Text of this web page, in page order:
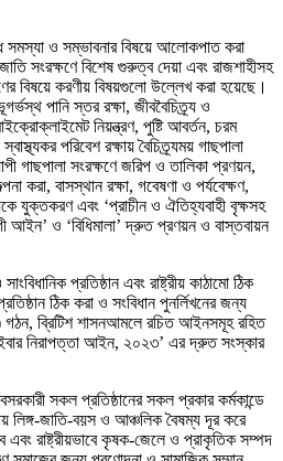
সমস্যা ও সম্ভাবনার বিষয়ে আলোকপাত করা
সংরক্ষণে বিশেষ গুরুত্ব দেয়া এবং রাজশাহীসহ
বিষয়ে করণীয় বিষয়গুলো উল্লেখ করা হয়েছে।
পানি স্তর রক্ষা, জীববৈচিত্র্য ও
নিয়ন্ত্রণ, পুষ্টি আবর্তন, চরম
পরিবেশ রক্ষায় বৈচিত্র্যময় গাছপালা
গাছপালা সংরক্ষণে জরিপ ও তালিকা প্রণয়ন,
করা, বাসস্থান রক্ষা, গবেষণা ও পর্যবেক্ষণ,
যুক্তকরণ এবং ‘প্রাচীন ও ঐতিহ্যবাহী বৃক্ষসহ
আইন’ ও ‘বিধিমালা’ দ্রুত প্রণয়ন ও বাস্তবায়ন
প্রতিষ্ঠান এবং রাষ্ট্রীয় কাঠামো ঠিক
ঠিক করা ও সংবিধান পুনর্লিখনের জন্য
গঠন, ব্রিটিশ শাসনআমলে রচিত আইনসমূহ রহিত
নিরাপত্তা আইন, ২০২৩’ এর দ্রুত সংস্কার
সকল প্রতিষ্ঠানের সকল প্রকার কর্মকান্ডে
লিঙ্গ-জাতি-বয়স ও আঞ্চলিক বৈষম্য দূর করে
এবং রাষ্ট্রীয়ভাবে কৃষক-জেলে ও প্রাকৃতিক সম্পদ